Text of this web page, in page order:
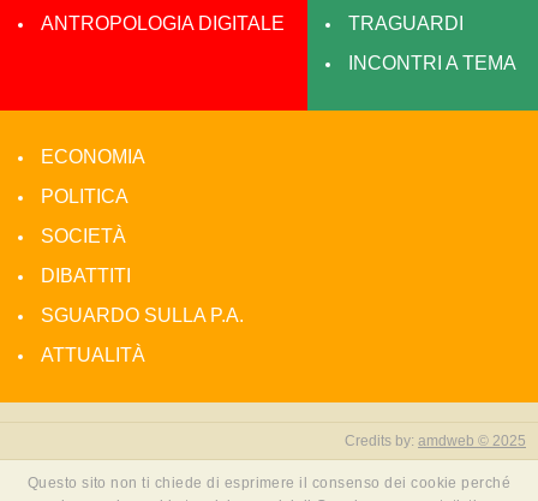
ANTROPOLOGIA DIGITALE
TRAGUARDI
INCONTRI A TEMA
ECONOMIA
POLITICA
SOCIETÀ
DIBATTITI
SGUARDO SULLA P.A.
ATTUALITÀ
Credits by: amdweb © 2025
Questo sito non ti chiede di esprimere il consenso dei cookie perché